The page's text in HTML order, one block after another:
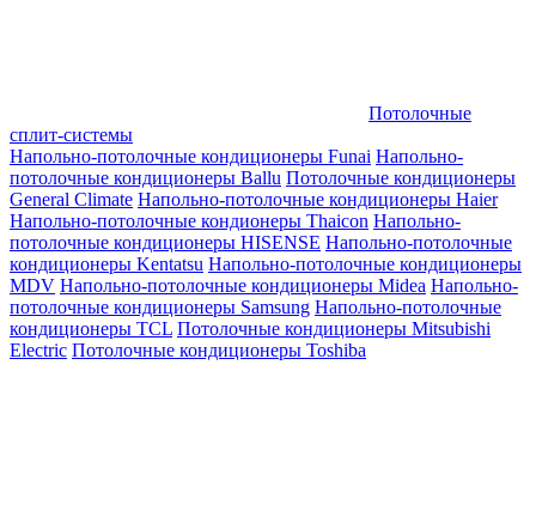
Потолочные
сплит-системы
Напольно-потолочные кондиционеры Funai Напольно-
потолочные кондиционеры Ballu Потолочные кондиционеры
General Climate Напольно-потолочные кондиционеры Haier
Напольно-потолочные кондионеры Thaicon Напольно-
потолочные кондиционеры HISENSE Напольно-потолочные
кондиционеры Kentatsu Напольно-потолочные кондиционеры
MDV Напольно-потолочные кондиционеры Midea Напольно-
потолочные кондиционеры Samsung Напольно-потолочные
кондиционеры TCL Потолочные кондиционеры Mitsubishi
Electric Потолочные кондиционеры Toshiba